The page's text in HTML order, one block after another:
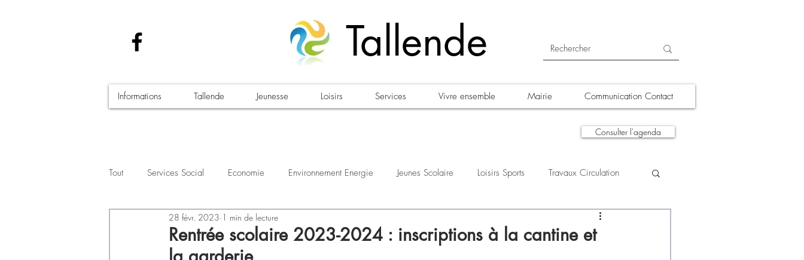
Tallende
Informations Tallende Jeunesse Loisirs Services Vivre ensemble Mairie Communication Contact
Consulter l'agenda
Tout Services Social Economie Environnement Energie Jeunes Scolaire Loisirs Sports Travaux Circulation
Santé - Covid-19 Culture Manifestations A la une
Rentrée scolaire 2023-2024 : inscriptions à la cantine et
28 févr. 2023 1 min de lecture